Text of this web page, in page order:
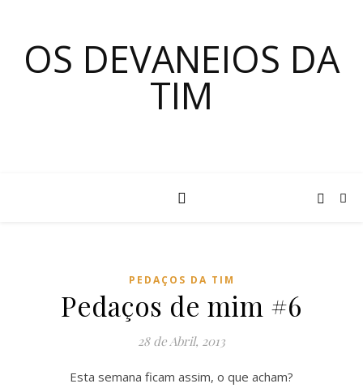
OS DEVANEIOS DA
TIM
PEDAÇOS DA TIM
Pedaços de mim #6
28 de Abril, 2013
Esta semana ficam assim, o que acham?